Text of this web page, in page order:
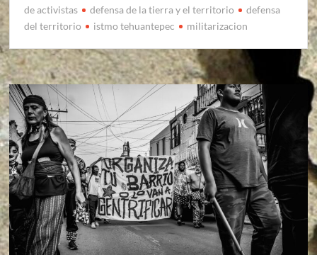
de activistas
defensa de la tierra y el territorio
defensa
del territorio
istmo tehuantepec militarizacion